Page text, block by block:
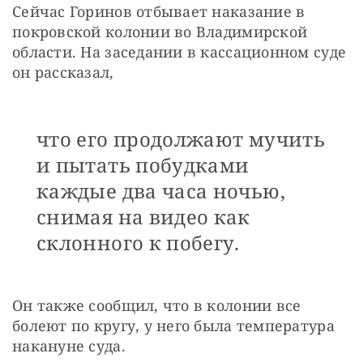
Сейчас Горинов отбывает наказание в
покровской колонии во Владимирской
области. На заседании в кассационном суде
он рассказал,
что его продолжают мучить
и пытать побудками
каждые два часа ночью,
снимая на видео как
склонного к побегу.
Он также сообщил, что в колонии все
болеют по кругу, у него была температура
накануне суда.